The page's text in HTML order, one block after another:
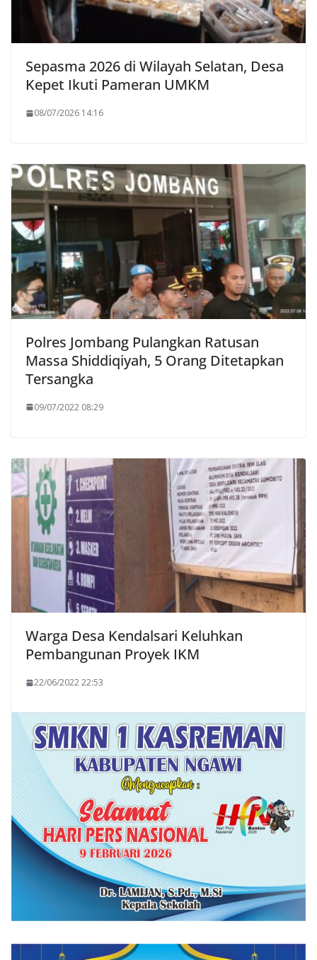
Sepasma 2026 di Wilayah Selatan, Desa
Kepet Ikuti Pameran UMKM
08/07/2026 14:16
Polres Jombang Pulangkan Ratusan
Massa Shiddiqiyah, 5 Orang Ditetapkan
Tersangka
09/07/2022 08:29
Warga Desa Kendalsari Keluhkan
Pembangunan Proyek IKM
22/06/2022 22:53